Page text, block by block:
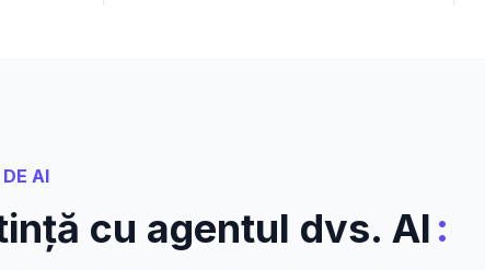
AI
cu agentul dvs. AI :